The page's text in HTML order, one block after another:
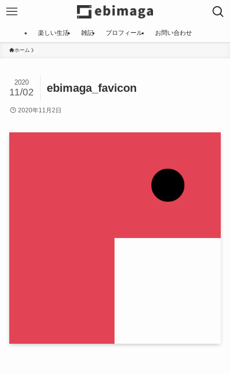
楽しい生活 雑記 プロフィール お問い合わせ
ホーム
ebimaga_favicon
2020
11/02
2020年11月2日